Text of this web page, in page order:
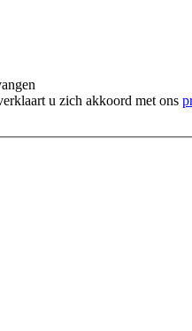
u zich akkoord met ons